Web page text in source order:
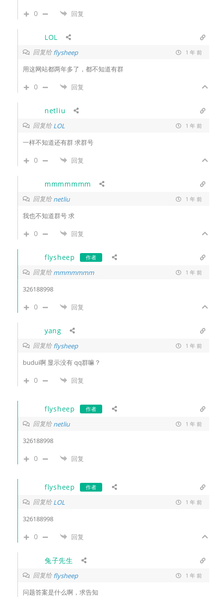
0 回复
LOL
回复给flysheep 1 年 前
用这网站都两年多了，都不知道有群
0 回复
netliu
回复给LOL 1 年 前
一样不知道还有群 求群号
0 回复
mmmmmmm
回复给netliu 1 年 前
我也不知道群号 求
0 回复
flysheep 作者
回复给mmmmmmm 1 年 前
326188998
0 回复
yang
回复给flysheep 1 年 前
budui啊 显示没有 qq群嘛？
0 回复
flysheep 作者
回复给netliu 1 年 前
326188998
0 回复
flysheep 作者
回复给LOL 1 年 前
326188998
0 回复
兔子先生
回复给flysheep 1 年 前
问题答案是什么啊，求告知